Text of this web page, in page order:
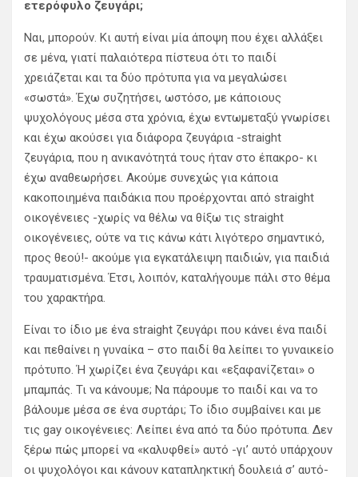
ετερόφυλο ζευγάρι;
Ναι, μπορούν. Κι αυτή είναι μία άποψη που έχει αλλάξει
σε μένα, γιατί παλαιότερα πίστευα ότι το παιδί
χρειάζεται και τα δύο πρότυπα για να μεγαλώσει
«σωστά». Έχω συζητήσει, ωστόσο, με κάποιους
ψυχολόγους μέσα στα χρόνια, έχω εντωμεταξύ γνωρίσει
και έχω ακούσει για διάφορα ζευγάρια -straight
ζευγάρια, που η ανικανότητά τους ήταν στο έπακρο- κι
έχω αναθεωρήσει. Ακούμε συνεχώς για κάποια
κακοποιημένα παιδάκια που προέρχονται από straight
οικογένειες -χωρίς να θέλω να θίξω τις straight
οικογένειες, ούτε να τις κάνω κάτι λιγότερο σημαντικό,
προς θεού!- ακούμε για εγκατάλειψη παιδιών, για παιδιά
τραυματισμένα. Έτσι, λοιπόν, καταλήγουμε πάλι στο θέμα
του χαρακτήρα.
Είναι το ίδιο με ένα straight ζευγάρι που κάνει ένα παιδί
και πεθαίνει η γυναίκα – στο παιδί θα λείπει το γυναικείο
πρότυπο. Ή χωρίζει ένα ζευγάρι και «εξαφανίζεται» ο
μπαμπάς. Τι να κάνουμε; Να πάρουμε το παιδί και να το
βάλουμε μέσα σε ένα συρτάρι; Το ίδιο συμβαίνει και με
τις gay οικογένειες: Λείπει ένα από τα δύο πρότυπα. Δεν
ξέρω πώς μπορεί να «καλυφθεί» αυτό -γι’ αυτό υπάρχουν
οι ψυχολόγοι και κάνουν καταπληκτική δουλειά σ’ αυτό-